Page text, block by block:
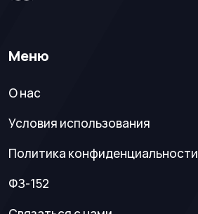
Меню
О нас
Условия использования
Политика конфиденциальности
ФЗ-152